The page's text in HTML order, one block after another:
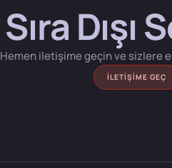
Sıra Dışı
Hemen iletişime geçin ve sizlere
İLETIŞIME GEÇ